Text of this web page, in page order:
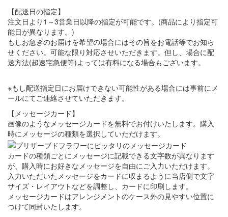
【配送日の指定】
注文日より1～3営業日以降の指定が可能です。(商品により指定可
能日が異なります。)
もしお急ぎのお届けを希望の場合にはその旨をお電話等でお知ら
せください。可能な限り対応させいただきます。但し、場合に配
送方法(超速宅急便等)よっては有料になる場合もございます。
※もし配送指定日にお届けできない可能性がある場合には事前にメ
ールにてご連絡させていただきます。
【メッセージカード】
画像のようなメッセージカードを無料でお付けいたします。購入
時にメッセージの種類を選択していただけます。
カードの種類ごとにメッセージに記載できる文字数が異なります
が、購入時にお好きなメッセージを自由にご入力いただけます。
入力いただいたメッセージをカードに収まるように当店側で文字
サイズ・レイアウトなどを調整し、カードに印刷します。
メッセージカードはアレンジメントのケース外の見やすい位置に
つけて同封いたします。